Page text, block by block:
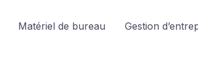
Matériel de bureau Gestion
e